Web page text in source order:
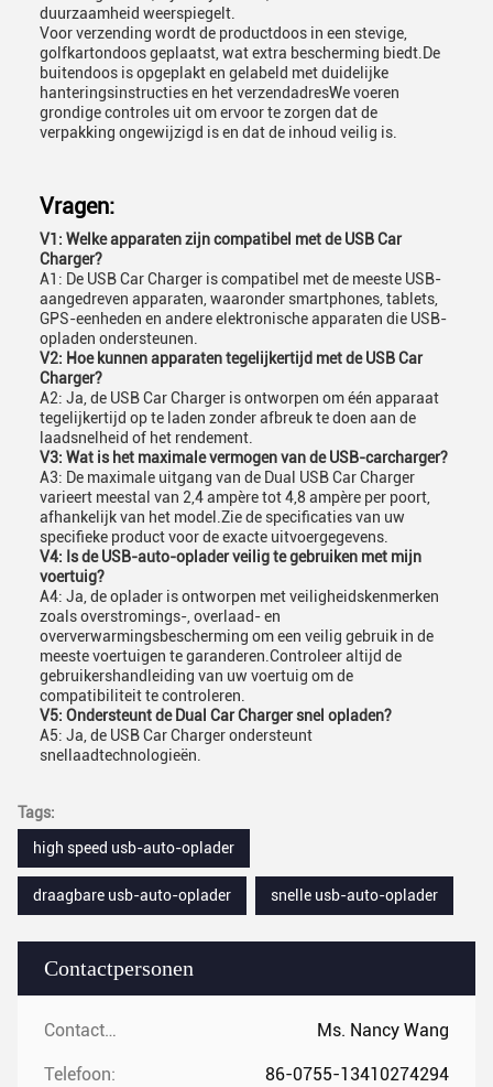
Contactpersonen
Contactpersonen: Ms. Nancy Wang
Telefoon: 86-0755-13410274294
duurzaamheid weerspiegelt.
Voor verzending wordt de productdoos in een stevige,
golfkartondoos geplaatst, wat extra bescherming biedt.De
buitendoos is opgeplakt en gelabeld met duidelijke
hanteringsinstructies en het verzendadresWe voeren
grondige controles uit om ervoor te zorgen dat de
verpakking ongewijzigd is en dat de inhoud veilig is.
Vragen:
V1: Welke apparaten zijn compatibel met de USB Car
Charger?
A1: De USB Car Charger is compatibel met de meeste USB-
aangedreven apparaten, waaronder smartphones, tablets,
GPS-eenheden en andere elektronische apparaten die USB-
opladen ondersteunen.
V2: Hoe kunnen apparaten tegelijkertijd met de USB Car
Charger?
A2: Ja, de USB Car Charger is ontworpen om één apparaat
tegelijkertijd op te laden zonder afbreuk te doen aan de
laadsnelheid of het rendement.
V3: Wat is het maximale vermogen van de USB-carcharger?
A3: De maximale uitgang van de Dual USB Car Charger
varieert meestal van 2,4 ampère tot 4,8 ampère per poort,
afhankelijk van het model.Zie de specificaties van uw
specifieke product voor de exacte uitvoergegevens.
V4: Is de USB-auto-oplader veilig te gebruiken met mijn
voertuig?
A4: Ja, de oplader is ontworpen met veiligheidskenmerken
zoals overstromings-, overlaad- en
oververwarmingsbescherming om een veilig gebruik in de
meeste voertuigen te garanderen.Controleer altijd de
gebruikershandleiding van uw voertuig om de
compatibiliteit te controleren.
V5: Ondersteunt de Dual Car Charger snel opladen?
A5: Ja, de USB Car Charger ondersteunt
snellaadtechnologieën.
Tags:
high speed usb-auto-oplader
draagbare usb-auto-oplader snelle usb-auto-oplader